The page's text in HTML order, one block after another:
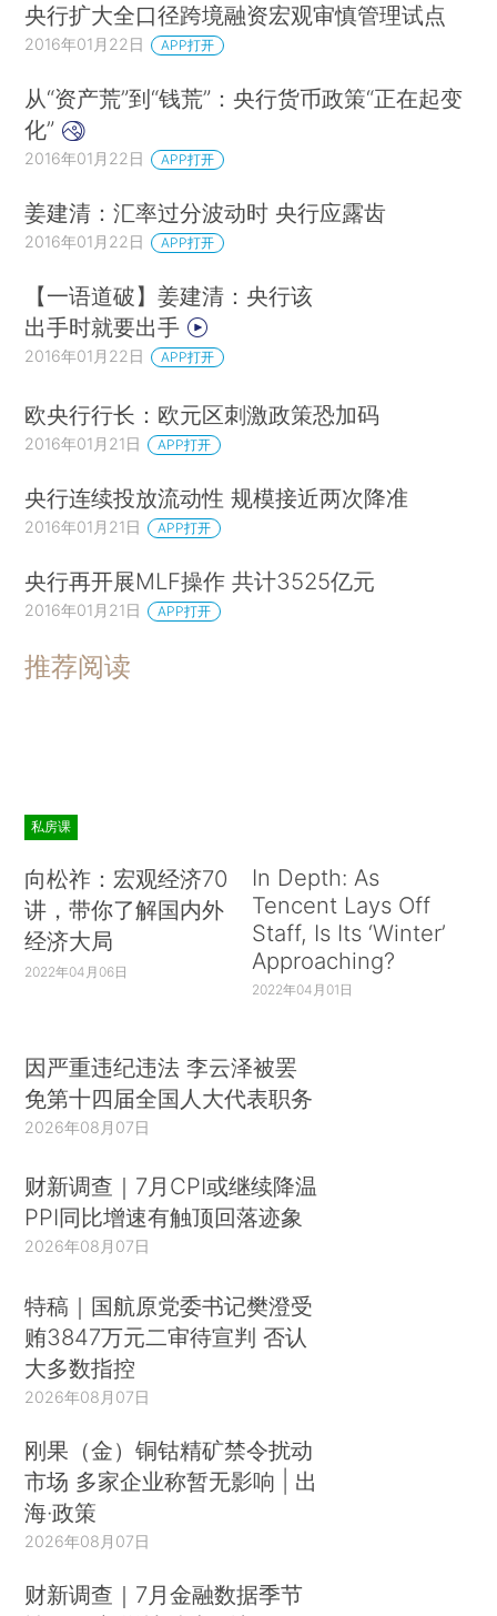
央行扩大全口径跨境融资宏观审慎管理试点
2016年01月22日 APP打开
从“资产荒”到“钱荒”：央行货币政策“正在起变
化”
2016年01月22日 APP打开
姜建清：汇率过分波动时 央行应露齿
2016年01月22日 APP打开
【一语道破】姜建清：央行该
出手时就要出手
2016年01月22日 APP打开
欧央行行长：欧元区刺激政策恐加码
2016年01月21日 APP打开
央行连续投放流动性 规模接近两次降准
2016年01月21日 APP打开
央行再开展MLF操作 共计3525亿元
2016年01月21日 APP打开
推荐阅读
私房课
向松祚：宏观经济70
讲，带你了解国内外
经济大局
2022年04月06日
In Depth: As
Tencent Lays Off
Staff, Is Its ‘Winter’
Approaching?
2022年04月01日
因严重违纪违法 李云泽被罢
免第十四届全国人大代表职务
2026年08月07日
财新调查｜7月CPI或继续降温
PPI同比增速有触顶回落迹象
2026年08月07日
特稿｜国航原党委书记樊澄受
贿3847万元二审待宣判 否认
大多数指控
2026年08月07日
刚果（金）铜钴精矿禁令扰动
市场 多家企业称暂无影响 | 出
海·政策
2026年08月07日
财新调查｜7月金融数据季节